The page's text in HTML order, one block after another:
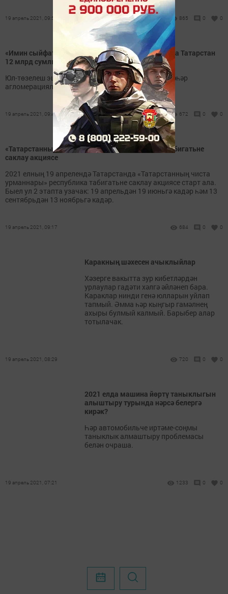
19 апрель 2021, 09:51 865 0 0
«Имин сыйфатлы юллар» илкүләм проекты буенча Татарстан
12 млрд сумлык юл төзекләндерәчәк
Юл-төзелеш эшләре республиканың барлык зур шәһәр
агломерацияләрендә узачак.
19 апрель 2021, 09:45 672 0 0
«Татарстанның чиста урманнары» Республика табигатьне
саклау акциясе
2021 елның 19 апрелендә Татарстанда «Татарстанның чиста
урманнары» республика табигатьне саклау акциясе старт ала.
Быел ул 2 этапта узачак: 19 апрельдән 19 июньгә кадәр һәм 13
сентябрьдән 13 ноябрьгә кадәр.
19 апрель 2021, 09:17 684 0 0
Каракның шәхесен ачыклыйлар
Хәзерге вакытта зур кибетләрдән
урлаулар гадәти хәлгә әйләнеп бара.
Караклар нинди генә юлларын уйлап
тапмый. Әмма һәр кыңгыр гамәлнең
ахыры булмый калмый. Барыбер алар
тотылачак.
19 апрель 2021, 08:29 720 0 0
2021 елда машина йөртү таныклыгын
алыштыру турында нәрсә белергә
кирәк?
Һәр автомобильче иртәме-соңмы
таныклык алмаштыру проблемасы
белән очраша.
19 апрель 2021, 07:21 1233 0 0